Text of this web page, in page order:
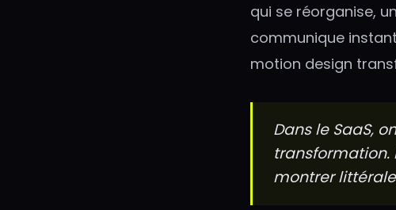
qui se réorganise,
communique
motion design
Dans le SaaS,
transformation.
montrer